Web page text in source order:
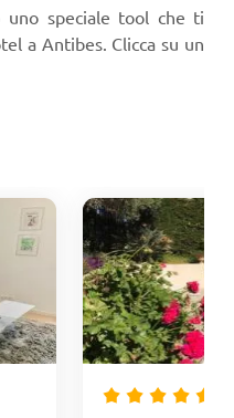
uno speciale tool che ti
a Antibes. Clicca su un